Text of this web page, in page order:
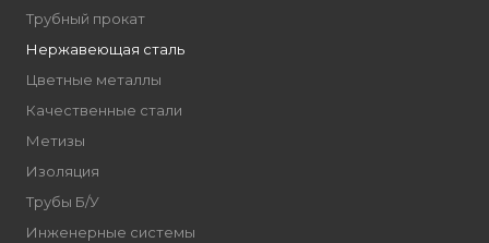
Трубный прокат
Нержавеющая сталь
Цветные металлы
Качественные стали
Метизы
Изоляция
Трубы Б/У
Инженерные системы